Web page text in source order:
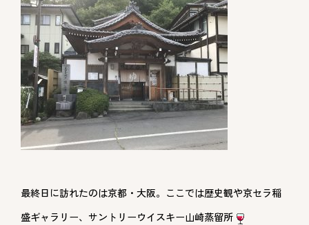
最終日に訪れたのは京都・大阪。ここでは歴史観や京セラ稲
盛ギャラリー、サントリーウイスキー山崎蒸留所